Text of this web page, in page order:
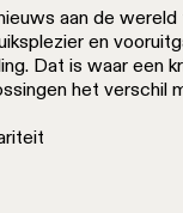
Verlichting
vochtige
aan de
en
Dat is waar een
het verschil